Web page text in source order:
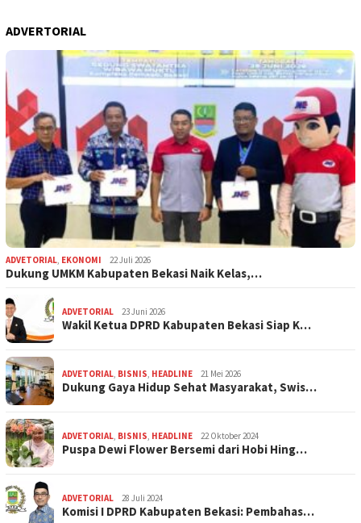
ADVERTORIAL
ADVETORIAL, EKONOMI 22 Juli 2026
Dukung UMKM Kabupaten Bekasi Naik Kelas,…
ADVETORIAL 23 Juni 2026
Wakil Ketua DPRD Kabupaten Bekasi Siap K…
ADVETORIAL, BISNIS, HEADLINE 21 Mei 2026
Dukung Gaya Hidup Sehat Masyarakat, Swis…
ADVETORIAL, BISNIS, HEADLINE 22 Oktober 2024
Puspa Dewi Flower Bersemi dari Hobi Hing…
ADVETORIAL 28 Juli 2024
Komisi I DPRD Kabupaten Bekasi: Pembahas…